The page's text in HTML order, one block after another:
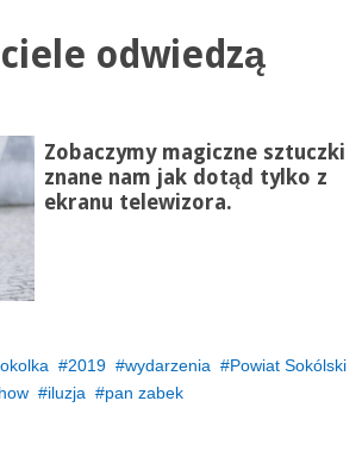
odwiedzą
Zobaczymy magiczne sztuczki
znane nam jak dotąd tylko z
ekranu telewizora.
2019 wydarzenia
Powiat Sokólski
iluzja
pan zabek